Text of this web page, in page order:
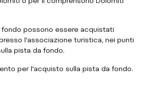
possono essere acquistati
l'associazione turistica, nei punti
pista da fondo.
per l'acquisto sulla pista da fondo.